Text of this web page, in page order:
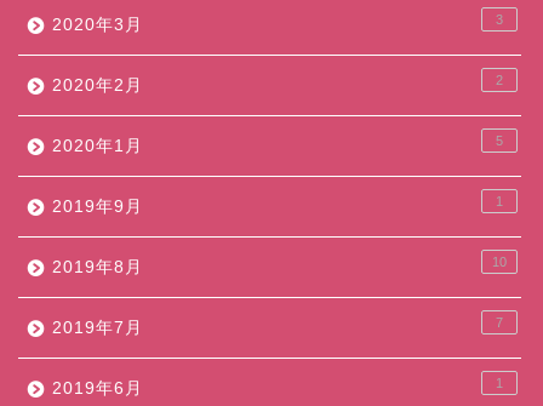
2020年3月 3
2020年2月 2
2020年1月 5
2019年9月 1
2019年8月 10
2019年7月 7
2019年6月 1